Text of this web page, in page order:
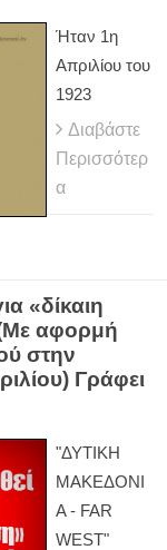
Ήταν 1η
Απριλίου του
1923
Διαβάστε
Περισσότερ
α
«δίκαιη
(Με αφορμή
στην
Γράφει
"ΔΥΤΙΚΗ
ΜΑΚΕΔΟΝΙ
Α - FAR
WEST"